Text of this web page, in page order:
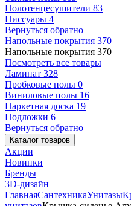
Полотенцесушители 83
Писсуары 4
Вернуться обратно
Напольные покрытия 370
Напольные покрытия 370
Посмотреть все товары
Ламинат 328
Пробковые полы 0
Виниловые полы 16
Паркетная доска 19
Подложки 6
Вернуться обратно
Каталог товаров
Акции
Новинки
Бренды
3D-дизайн
ГлавнаяСантехникаУнитазы